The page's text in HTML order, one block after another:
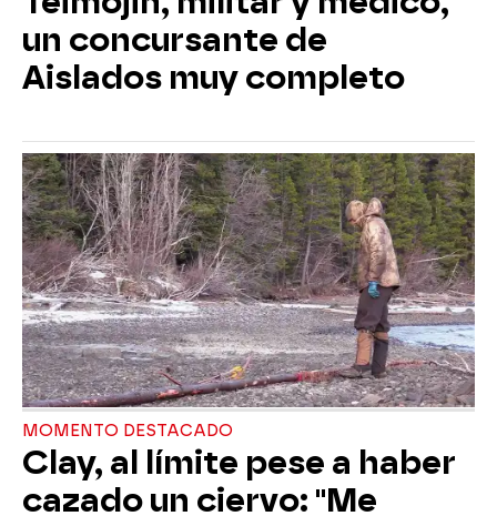
un concursante de
Aislados muy completo
MOMENTO DESTACADO
Clay, al límite pese a haber
cazado un ciervo: "Me